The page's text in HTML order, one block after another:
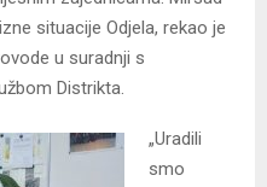
situacije Odjela, rekao je
u suradnji s
Distrikta.
„Uradili
smo